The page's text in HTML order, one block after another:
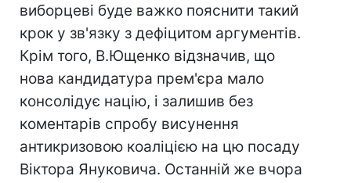
виборцеві буде важко пояснити такий
крок у зв'язку з дефіцитом аргументів.
Крім того, В.Ющенко відзначив, що
нова кандидатура прем'єра мало
консолідує націю, і залишив без
коментарів спробу висунення
антикризовою коаліцією на цю посаду
Віктора Януковича. Останній же вчора